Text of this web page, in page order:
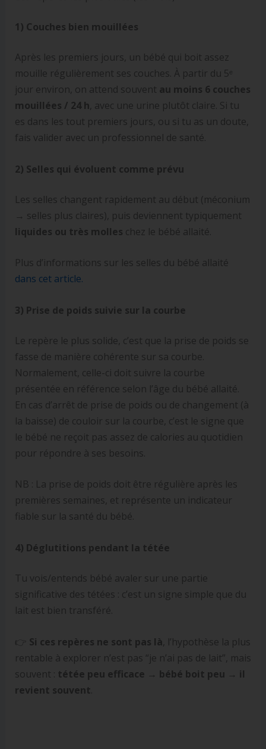
1) Couches bien mouillées
Après les premiers jours, un bébé qui boit assez
mouille régulièrement ses couches. À partir du 5ᵉ
jour environ, on attend souvent au moins 6 couches
mouillées / 24 h , avec une urine plutôt claire. Si tu
es dans les tout premiers jours, ou si tu as un doute,
fais valider avec un professionnel de santé.
2) Selles qui évoluent comme prévu
Les selles changent rapidement au début (méconium
→ selles plus claires), puis deviennent typiquement
liquides ou très molles chez le bébé allaité.
Plus d’informations sur les selles du bébé allaité
dans cet article.
3) Prise de poids suivie sur la courbe
Le repère le plus solide, c’est que la prise de poids se
fasse de manière cohérente sur sa courbe.
Normalement, celle-ci doit suivre la courbe
présentée en référence selon l’âge du bébé allaité.
En cas d’arrêt de prise de poids ou de changement (à
la baisse) de couloir sur la courbe, c’est le signe que
le bébé ne reçoit pas assez de calories au quotidien
pour répondre à ses besoins.
NB : La prise de poids doit être régulière après les
premières semaines, et représente un indicateur
fiable sur la santé du bébé.
4) Déglutitions pendant la tétée
Tu vois/entends bébé avaler sur une partie
significative des tétées : c’est un signe simple que du
lait est bien transféré.
👉 Si ces repères ne sont pas là , l’hypothèse la plus
rentable à explorer n’est pas “je n’ai pas de lait”, mais
souvent : tétée peu efficace → bébé boit peu → il
revient souvent.